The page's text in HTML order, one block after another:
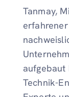
Tanmay,
aufgebaut
Technik-